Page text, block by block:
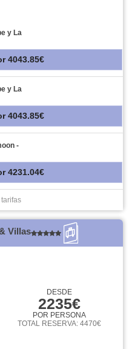
y La
4043.85€
y La
4043.85€
-
4231.04€
Villas
DESDE
2235€
POR PERSONA
TOTAL RESERVA: 4470€